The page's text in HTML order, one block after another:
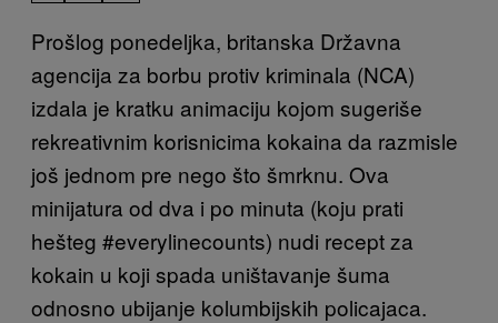
Prošlog ponedeljka, britanska Državna
agencija za borbu protiv kriminala (NCA)
izdala je kratku animaciju kojom sugeriše
rekreativnim korisnicima kokaina da razmisle
još jednom pre nego što šmrknu. Ova
minijatura od dva i po minuta (koju prati
hešteg #everylinecounts) nudi recept za
kokain u koji spada uništavanje šuma
odnosno ubijanje kolumbijskih policajaca.